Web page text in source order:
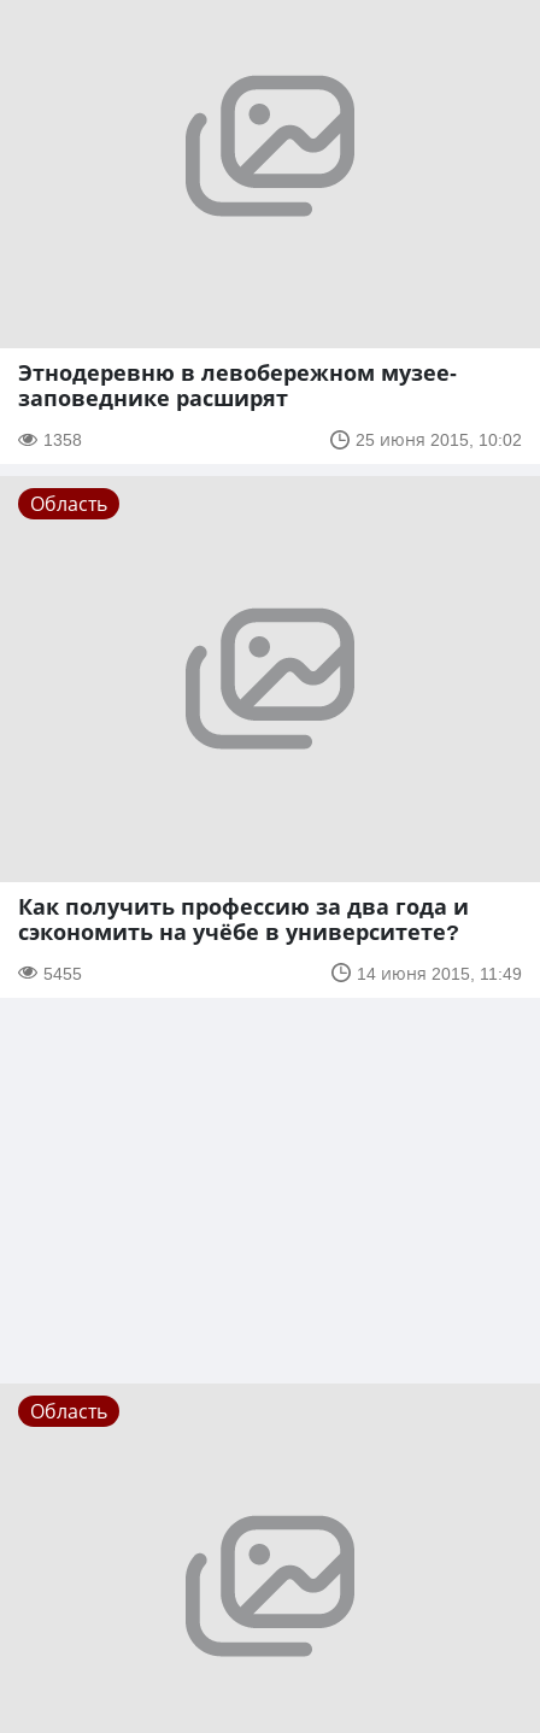
Этнодеревню в левобережном музее-
заповеднике расширят
1358 25 июня 2015, 10:02
Область
Как получить профессию за два года и
сэкономить на учёбе в университете?
5455 14 июня 2015, 11:49
Область